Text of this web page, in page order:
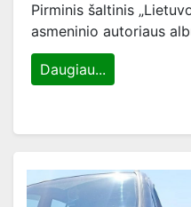
Pirminis šaltinis
asmeninio autoriaus
Daugiau...